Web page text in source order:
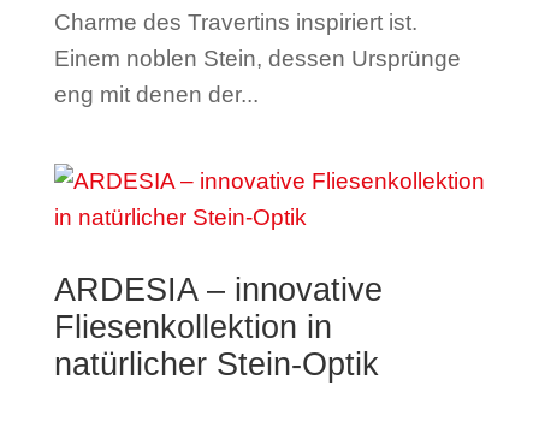
Charme des Travertins inspiriert ist.
Einem noblen Stein, dessen Ursprünge
eng mit denen der...
ARDESIA – innovative
Fliesenkollektion in
natürlicher Stein-Optik